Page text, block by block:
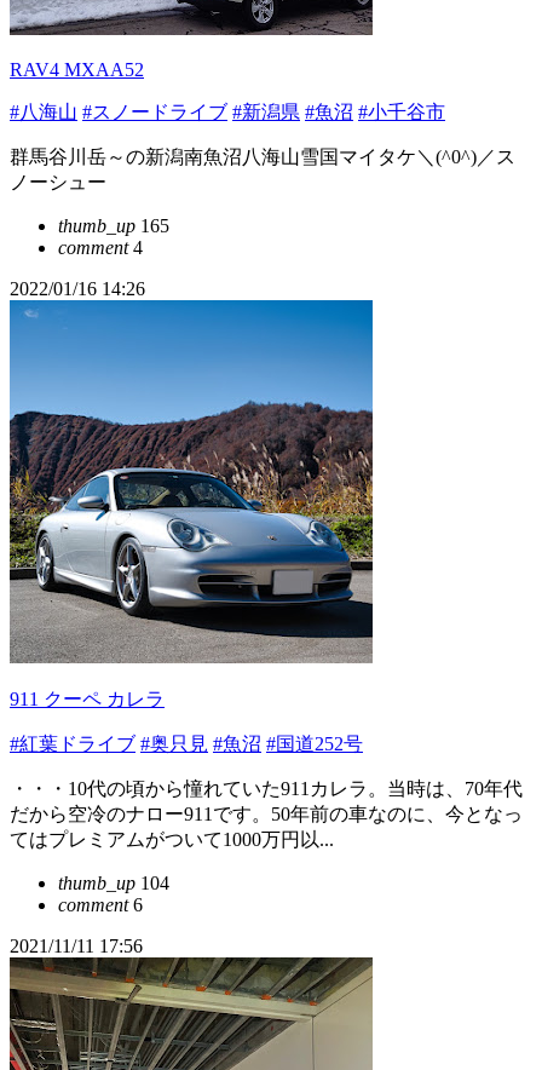
RAV4 MXAA52
#八海山 #スノードライブ #新潟県 #魚沼 #小千谷市
群馬谷川岳～の新潟南魚沼八海山雪国マイタケ＼(^0^)／ス
ノーシュー
thumb_up 165
comment4
2022/01/16 14:26
911 クーペ カレラ
#紅葉ドライブ #奥只見 #魚沼 #国道252号
・・・10代の頃から憧れていた911カレラ。当時は、70年代
だから空冷のナロー911です。50年前の車なのに、今となっ
てはプレミアムがついて1000万円以...
thumb_up 104
comment6
2021/11/11 17:56